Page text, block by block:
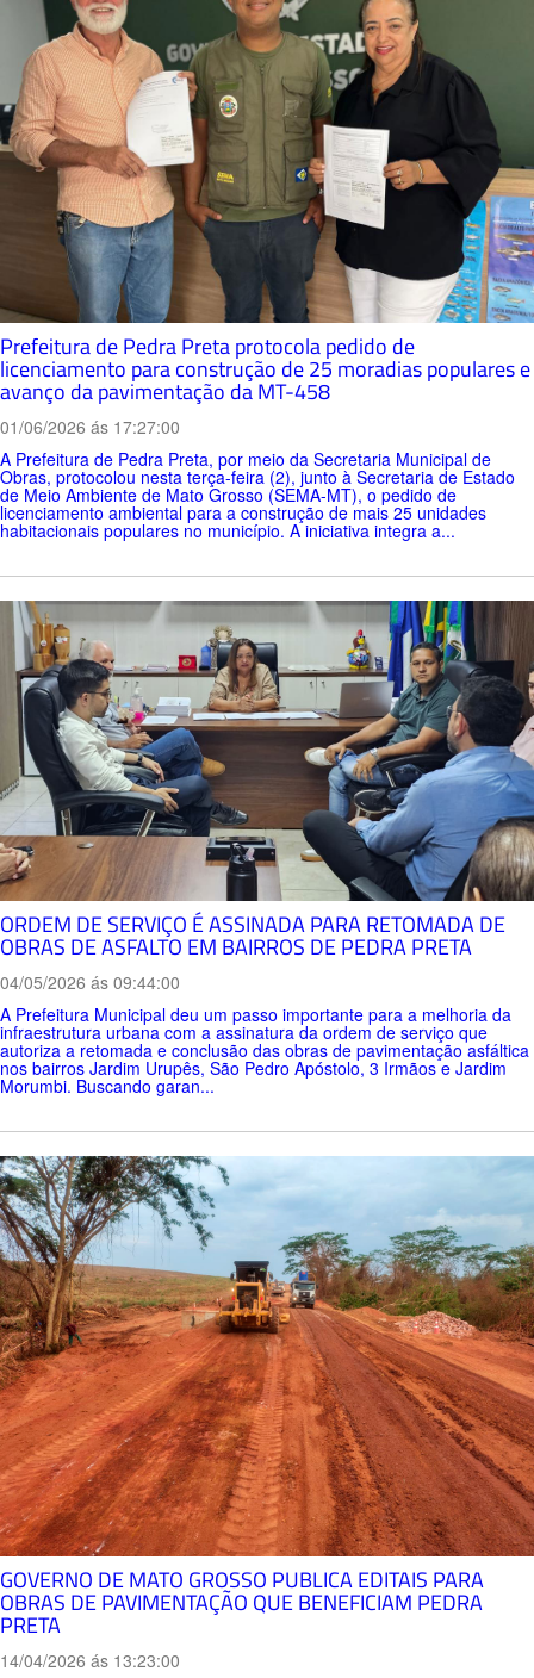
Prefeitura de Pedra Preta protocola pedido de
licenciamento para construção de 25 moradias populares e
avanço da pavimentação da MT-458
01/06/2026 ás 17:27:00
A Prefeitura de Pedra Preta, por meio da Secretaria Municipal de
Obras, protocolou nesta terça-feira (2), junto à Secretaria de Estado
de Meio Ambiente de Mato Grosso (SEMA-MT), o pedido de
licenciamento ambiental para a construção de mais 25 unidades
habitacionais populares no município. A iniciativa integra a...
ORDEM DE SERVIÇO É ASSINADA PARA RETOMADA DE
OBRAS DE ASFALTO EM BAIRROS DE PEDRA PRETA
04/05/2026 ás 09:44:00
A Prefeitura Municipal deu um passo importante para a melhoria da
infraestrutura urbana com a assinatura da ordem de serviço que
autoriza a retomada e conclusão das obras de pavimentação asfáltica
nos bairros Jardim Urupês, São Pedro Apóstolo, 3 Irmãos e Jardim
Morumbi. Buscando garan...
GOVERNO DE MATO GROSSO PUBLICA EDITAIS PARA
OBRAS DE PAVIMENTAÇÃO QUE BENEFICIAM PEDRA
PRETA
14/04/2026 ás 13:23:00